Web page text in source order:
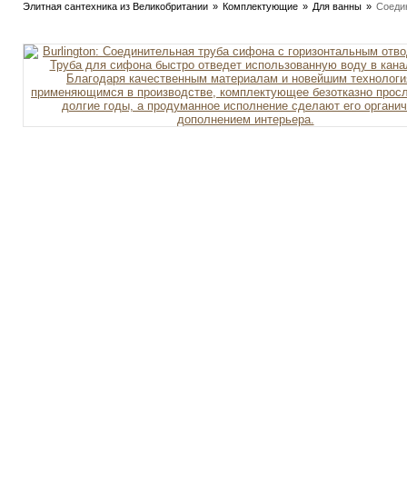
Элитная сантехника из Великобритании » Комплектующие » Для ванны »